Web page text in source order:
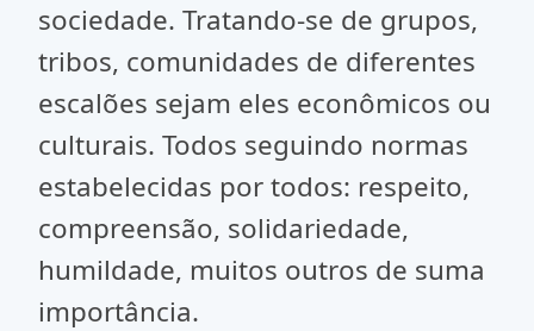
sociedade. Tratando-se de grupos,
tribos, comunidades de diferentes
escalões sejam eles econômicos ou
culturais. Todos seguindo normas
estabelecidas por todos: respeito,
compreensão, solidariedade,
humildade, muitos outros de suma
importância.